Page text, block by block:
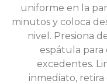
uniforme en la
minutos y coloca
nivel. Presiona
espátula
excedentes.
inmediato,